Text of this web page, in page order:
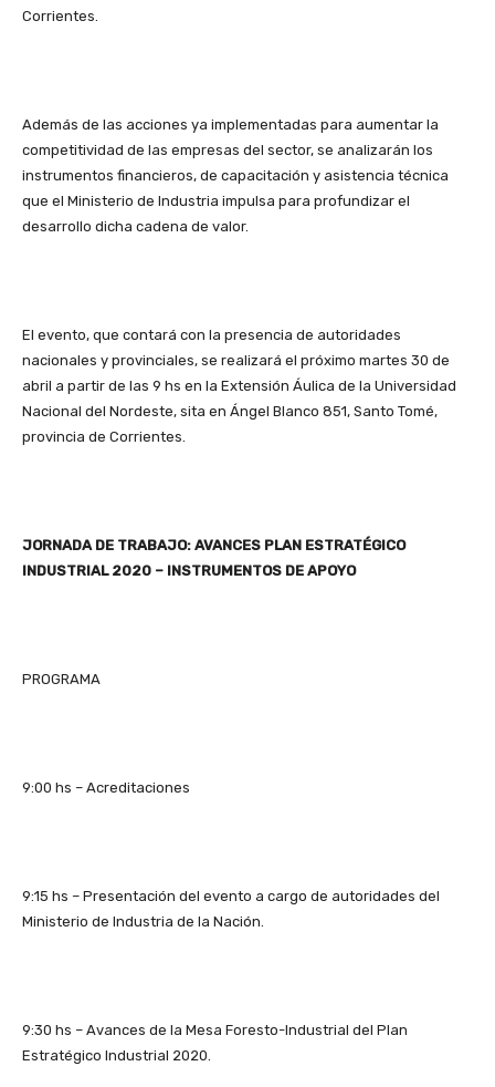
Corrientes.
Además de las acciones ya implementadas para aumentar la
competitividad de las empresas del sector, se analizarán los
instrumentos financieros, de capacitación y asistencia técnica
que el Ministerio de Industria impulsa para profundizar el
desarrollo dicha cadena de valor.
El evento, que contará con la presencia de autoridades
nacionales y provinciales, se realizará el próximo martes 30 de
abril a partir de las 9 hs en la Extensión Áulica de la Universidad
Nacional del Nordeste, sita en Ángel Blanco 851, Santo Tomé,
provincia de Corrientes.
JORNADA DE TRABAJO: AVANCES PLAN ESTRATÉGICO
INDUSTRIAL 2020 – INSTRUMENTOS DE APOYO
PROGRAMA
9:00 hs – Acreditaciones
9:15 hs – Presentación del evento a cargo de autoridades del
Ministerio de Industria de la Nación.
9:30 hs – Avances de la Mesa Foresto-Industrial del Plan
Estratégico Industrial 2020.